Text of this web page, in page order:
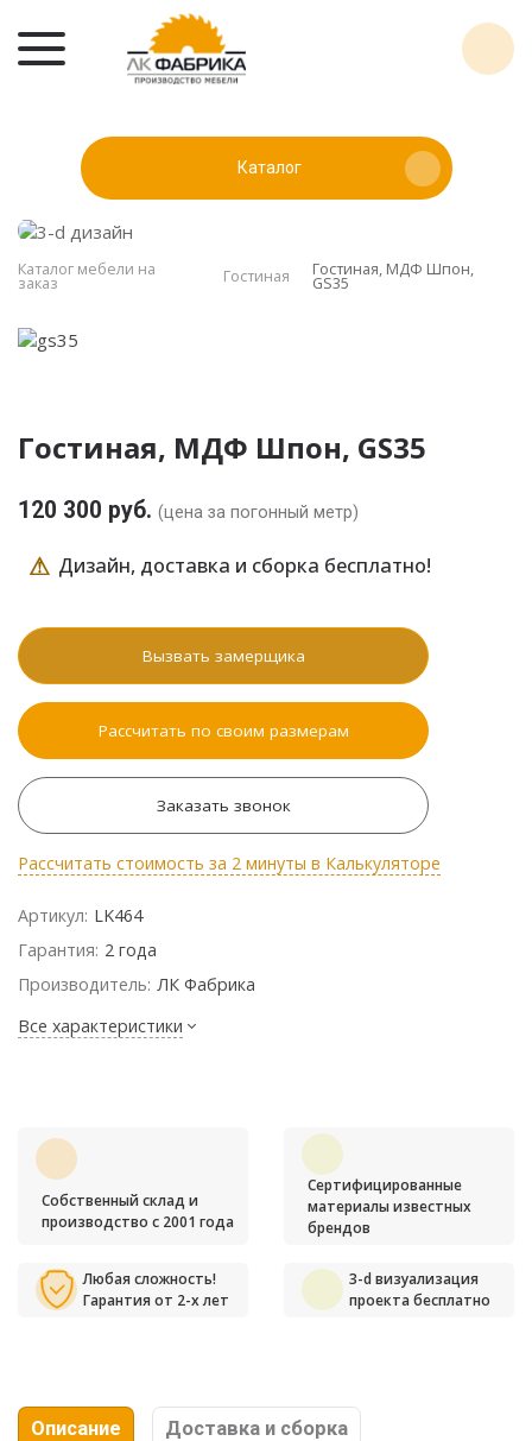
Каталог
Каталог мебели на
заказ Гостиная Гостиная, МДФ Шпон,
GS35
Гостиная, МДФ Шпон, GS35
120 300 руб. (цена за погонный метр)
⚠ Дизайн, доставка и сборка бесплатно!
Вызвать замерщика
Рассчитать по своим размерам
Заказать звонок
Рассчитать стоимость за 2 минуты в Калькуляторе
Артикул: LK464
Гарантия: 2 года
Производитель: ЛК Фабрика
Все характеристики
Собственный склад и
производство с 2001 года
Сертифицированные
материалы известных
брендов
Любая сложность!
Гарантия от 2-х лет
3-d визуализация
проекта бесплатно
Описание Доставка и сборка